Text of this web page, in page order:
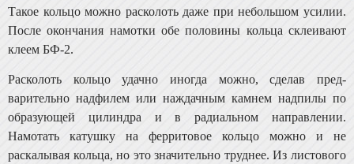
Такое кольцо можно расколоть даже при не­большом усилии.
После окончания намотки обе полови­ны кольца склеивают
клеем БФ-2.
Расколоть кольцо удачно иногда можно, сделав пред­
варительно надфилем или наждачным камнем надпилы по
образующей цилиндра и в радиальном направлении.
Намотать катушку на ферритовое кольцо можно и не
раскалывая кольца, но это значительно труднее. Из ли­стового